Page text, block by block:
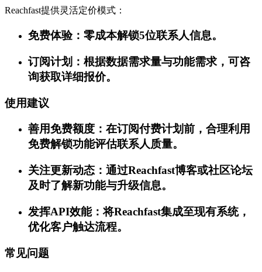
Reachfast提供灵活定价模式：
免费体验：零成本解锁5位联系人信息。
订阅计划：根据数据需求量与功能需求，可咨
询获取详细报价。
使用建议
善用免费额度：在订阅付费计划前，合理利用
免费解锁功能评估联系人质量。
关注更新动态：通过Reachfast博客或社区论坛
及时了解新功能与升级信息。
发挥API效能：将Reachfast集成至现有系统，
优化客户触达流程。
常见问题